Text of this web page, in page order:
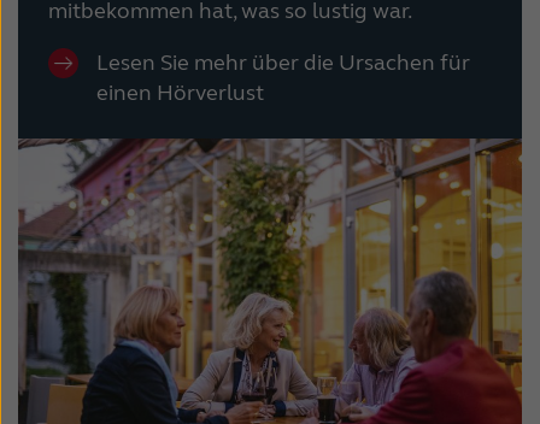
mitbekommen hat, was so lustig war.
Lesen Sie mehr über die Ursachen für
einen Hörverlust